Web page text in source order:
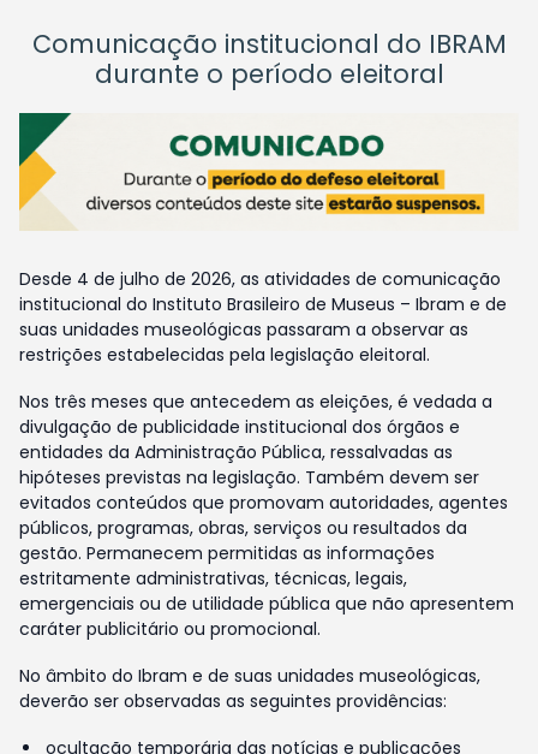
Comunicação institucional do IBRAM
durante o período eleitoral
Desde 4 de julho de 2026, as atividades de comunicação
institucional do Instituto Brasileiro de Museus – Ibram e de
suas unidades museológicas passaram a observar as
restrições estabelecidas pela legislação eleitoral.
Nos três meses que antecedem as eleições, é vedada a
divulgação de publicidade institucional dos órgãos e
entidades da Administração Pública, ressalvadas as
hipóteses previstas na legislação. Também devem ser
evitados conteúdos que promovam autoridades, agentes
públicos, programas, obras, serviços ou resultados da
gestão. Permanecem permitidas as informações
estritamente administrativas, técnicas, legais,
emergenciais ou de utilidade pública que não apresentem
caráter publicitário ou promocional.
No âmbito do Ibram e de suas unidades museológicas,
deverão ser observadas as seguintes providências:
ocultação temporária das notícias e publicações